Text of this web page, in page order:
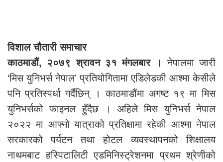
विशाल चौतारी समाचार
काठमाडौं, २०७९ श्रावन ३१ मंगलबार । नेपालमा जारी
‘मिस युनिभर्स नेपाल’ प्रतियोगितामा एडिलेडकी आश्मा केसीले
पनि प्रतिस्पर्धा गर्दैछिन् । काठमाडौंमा अगष्ट १९ मा मिस
युनिभर्सको फाइनल हुँदैछ । अहिले मिस युनिभर्स नेपाल
२०२२ मा आफ्नो यात्राको प्रतिक्षामा रहेकी आश्मा नेपाल
सरकारको पर्यटन तथा होटल व्यवस्थापनको शिक्षालय
नाथमबाट हस्पिटालिटी एडमिनिस्ट्रेशनमा प्रथम श्रेणीको